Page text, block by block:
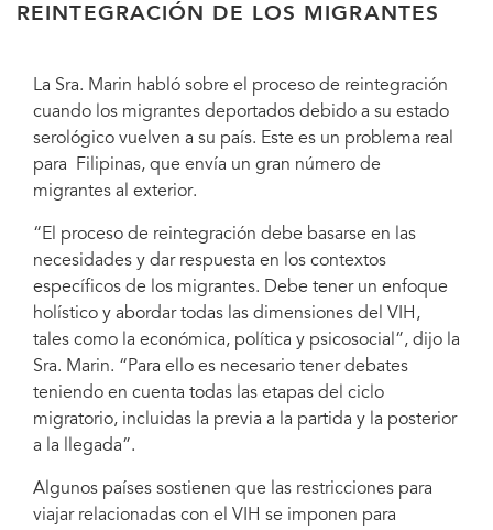
REINTEGRACIÓN DE LOS MIGRANTES
La Sra. Marin habló sobre el proceso de reintegración
cuando los migrantes deportados debido a su estado
serológico vuelven a su país. Este es un problema real
para Filipinas, que envía un gran número de
migrantes al exterior.
“El proceso de reintegración debe basarse en las
necesidades y dar respuesta en los contextos
específicos de los migrantes. Debe tener un enfoque
holístico y abordar todas las dimensiones del VIH,
tales como la económica, política y psicosocial”, dijo la
Sra. Marin. “Para ello es necesario tener debates
teniendo en cuenta todas las etapas del ciclo
migratorio, incluidas la previa a la partida y la posterior
a la llegada”.
Algunos países sostienen que las restricciones para
viajar relacionadas con el VIH se imponen para